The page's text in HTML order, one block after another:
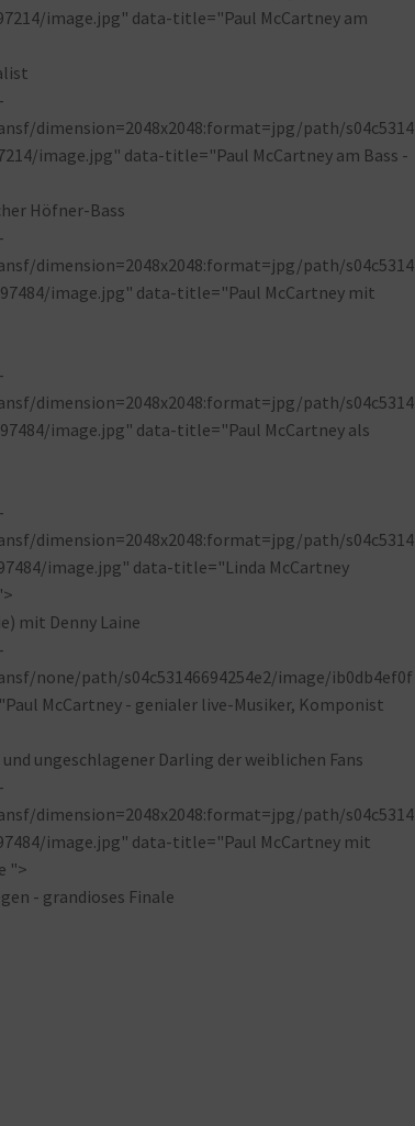
image.jpg" data-title="Paul McCartney am
dimension=2048x2048:format=jpg/path/s04c5314
image.jpg" data-title="Paul McCartney am Bass -
dimension=2048x2048:format=jpg/path/s04c5314
image.jpg" data-title="Paul McCartney mit
dimension=2048x2048:format=jpg/path/s04c5314
image.jpg" data-title="Paul McCartney als
dimension=2048x2048:format=jpg/path/s04c5314
image.jpg" data-title="Linda McCartney
none/path/s04c53146694254e2/image/ib0db4ef0f
McCartney - genialer live-Musiker, Komponist
dimension=2048x2048:format=jpg/path/s04c5314
image.jpg" data-title="Paul McCartney mit
">